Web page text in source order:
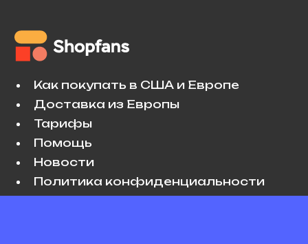
Как покупать в США и Европе
Доставка из Европы
Тарифы
Помощь
Новости
Политика конфиденциальности